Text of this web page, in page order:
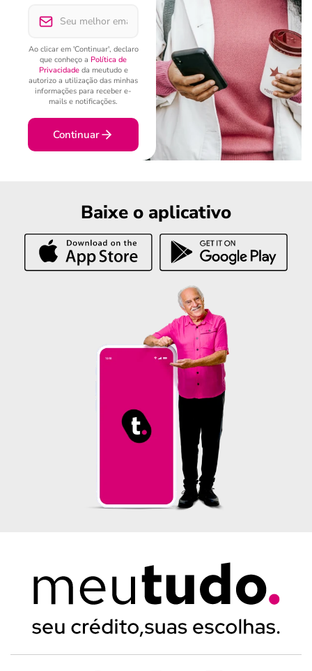
Ao clicar em 'Continuar', declaro
que conheço a Política de
Privacidadeda meutudo e
autorizo a utilização das minhas
informações para receber e-
mails e notificações.
Continuar
Baixe o aplicativo